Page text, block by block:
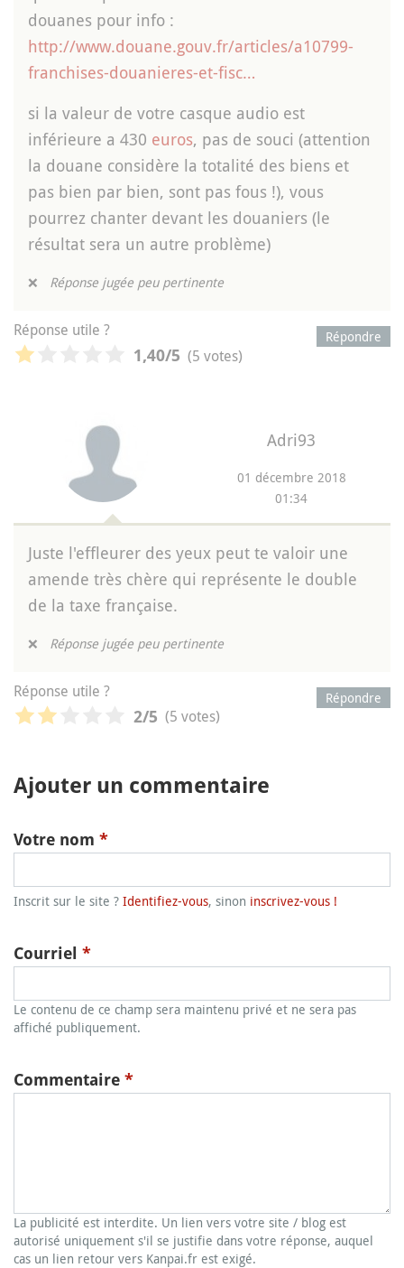
douanes pour info :
http://www.douane.gouv.fr/articles/a10799-
franchises-douanieres-et-fisc…
si la valeur de votre casque audio est
inférieure a 430 euros, pas de souci (attention
la douane considère la totalité des biens et
pas bien par bien, sont pas fous !), vous
pourrez chanter devant les douaniers (le
résultat sera un autre problème)
❌ Réponse jugée peu pertinente
Répondre
Réponse utile ?
1,40/5 (5 votes)
Adri93
01 décembre 2018
01:34
Juste l'effleurer des yeux peut te valoir une
amende très chère qui représente le double
de la taxe française.
❌ Réponse jugée peu pertinente
Répondre
Réponse utile ?
2/5 (5 votes)
Ajouter un commentaire
Votre nom *
Inscrit sur le site ? Identifiez-vous, sinon inscrivez-vous !
Courriel *
Le contenu de ce champ sera maintenu privé et ne sera pas
affiché publiquement.
Commentaire *
La publicité est interdite. Un lien vers votre site / blog est
autorisé uniquement s'il se justifie dans votre réponse, auquel
cas un lien retour vers Kanpai.fr est exigé.